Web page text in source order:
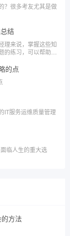
？很多考友尤其是做
结
理来说，掌握这些知
练习，可以帮助考
的点
IT服务运维质量管理
临人生的重大选
方法